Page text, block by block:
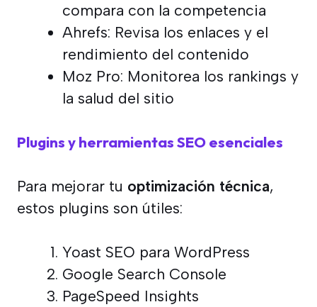
compara con la competencia
Ahrefs: Revisa los enlaces y el
rendimiento del contenido
Moz Pro: Monitorea los rankings y
la salud del sitio
Plugins y herramientas SEO esenciales
Para mejorar tu optimización técnica,
estos plugins son útiles:
Yoast SEO para WordPress
Google Search Console
PageSpeed Insights